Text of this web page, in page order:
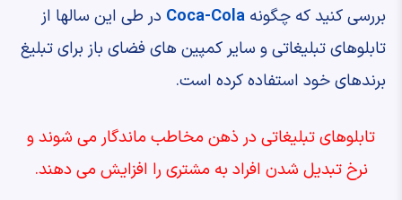
بررسی کنید که چگونه Coca-Colaدر طی این سالها از
تابلوهای تبلیغاتی و سایر کمپین های فضای باز برای تبلیغ
برندهای خود استفاده کرده است.
تابلوهای تبلیغاتی در ذهن مخاطب ماندگار می شوند و
نرخ تبدیل شدن افراد به مشتری را افزایش می دهند.